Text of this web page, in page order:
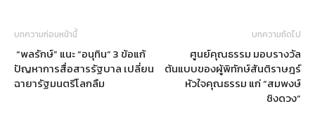
บทความก่อนหน้านี้
“พลรักษ์” แนะ “อนุทิน” 3 ข้อแก้
ปัญหาการสื่อสารรัฐบาล เปลี่ยน
ฉายารัฐมนตรีโลกลืม
บทความถัดไป
ศูนย์คุณธรรม มอบรางวัล
ต้นแบบของผู้พิทักษ์สันติราษฎร์
หัวใจคุณธรรม แก่ “สมพงษ์
ชิงดวง”